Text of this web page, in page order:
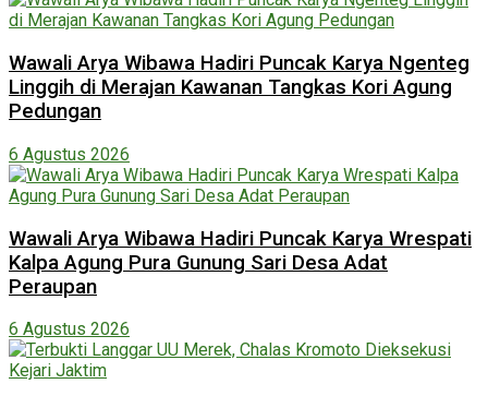
Wawali Arya Wibawa Hadiri Puncak Karya Ngenteg
Linggih di Merajan Kawanan Tangkas Kori Agung
Pedungan
6 Agustus 2026
Wawali Arya Wibawa Hadiri Puncak Karya Wrespati
Kalpa Agung Pura Gunung Sari Desa Adat
Peraupan
6 Agustus 2026